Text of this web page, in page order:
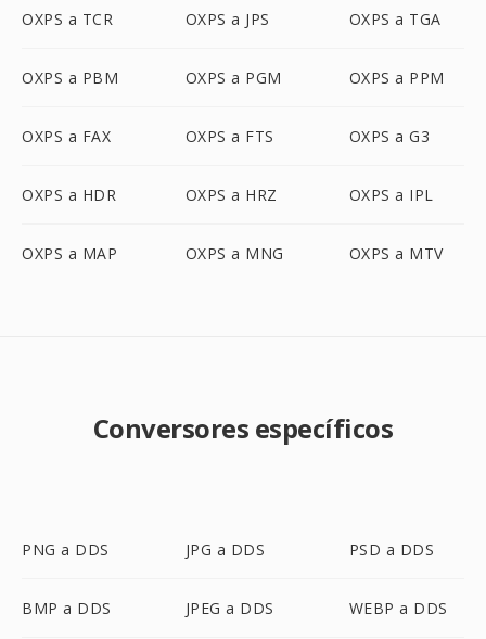
OXPS a TCR OXPS a JPS OXPS a TGA
OXPS a PBM OXPS a PGM OXPS a PPM
OXPS a FAX OXPS a FTS OXPS a G3
OXPS a HDR OXPS a HRZ OXPS a IPL
OXPS a MAP OXPS a MNG OXPS a MTV
Conversores específicos
PNG a DDS JPG a DDS PSD a DDS
BMP a DDS JPEG a DDS WEBP a DDS